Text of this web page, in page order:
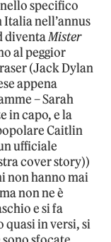
specifico
Italia nell’annus
diventaMister
al peggior
(Jack Dylan
appena
– Sarah
in capo, e la
Caitlin
ufficiale
cover story))
non hanno mai
non ne è
e si fa
in versi, si